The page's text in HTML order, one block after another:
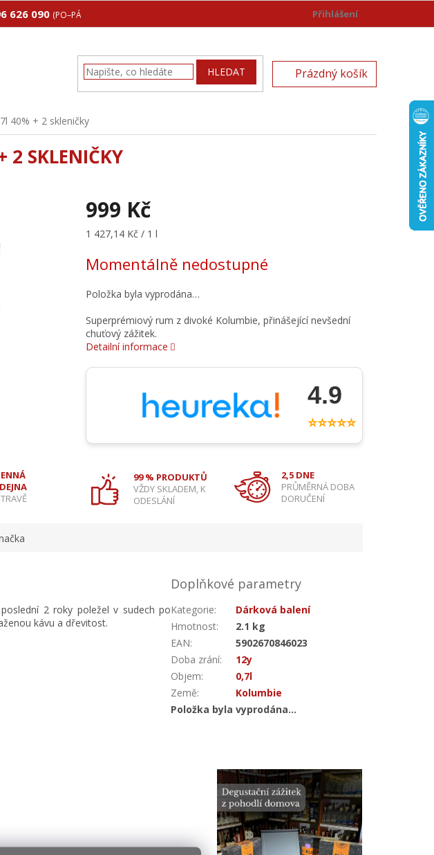
626 090 (PO–PÁ 8:00–17:00) Přihlášení
HLEDAT
NÁKUPNÍ
KOŠÍK
Prázdný košík
40% + 2 skleničky
2 SKLENIČKY
999 Kč
Měrná
1 427,14 Kč / 1 l
Momentálně nedostupné
Položka byla vyprodána…
Superprémiový rum z divoké Kolumbie, přinášející nevšední
chuťový zážitek.
Detailní informace
4.9
⭐⭐⭐⭐⭐
99 % PRODUKTŮ
VŽDY SKLADEM, K
ODESLÁNÍ
2,5 DNE
PRŮMĚRNÁ DOBA
DORUČENÍ
2 roky poležel v sudech po
kávu a dřevitost.
Doplňkové parametry
Kategorie:
Dárková balení
Hmotnost:
2.1 kg
EAN:
5902670846023
Doba zrání:
12y
Objem:
0,7l
Země:
Kolumbie
Položka byla vyprodána…